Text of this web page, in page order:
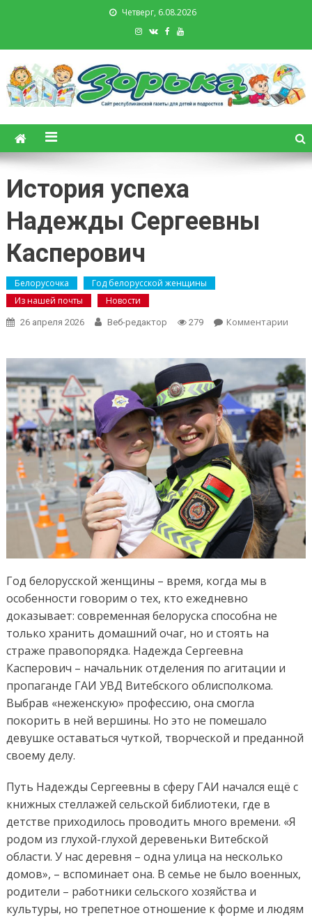
Четверг, 6.08.2026
Зорька. Газета для детей и
подростков
История успеха
Надежды Сергеевны
Касперович
Белорусочка
Год белорусской женщины
Из нашей почты
Новости
26 апреля 2026 Веб-редактор 279 Комментарииon
Год белорусской женщины – время, когда мы в
особенности говорим о тех, кто ежедневно
доказывает: современная белоруска способна не
только хранить домашний очаг, но и стоять на
страже правопорядка. Надежда Сергеевна
Касперович – начальник отделения по агитации и
пропаганде ГАИ УВД Витебского облисполкома.
Выбрав «неженскую» профессию, она смогла
покорить в ней вершины. Но это не помешало
девушке оставаться чуткой, творческой и преданной
своему делу.
Путь Надежды Сергеевны в сферу ГАИ начался ещё с
книжных стеллажей сельской библиотеки, где в
детстве приходилось проводить много времени. «Я
родом из глухой-глухой деревеньки Витебской
области. У нас деревня – одна улица на несколько
домов», – вспоминает она. В семье не было военных,
родители – работники сельского хозяйства и
культуры, но трепетное отношение к форме и людям